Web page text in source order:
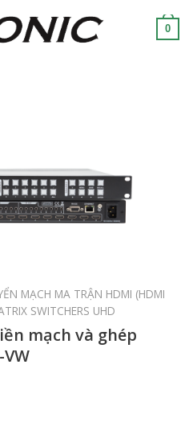
0
MẠCH MA TRẬN HDMI (HDMI
SWITCHERS UHD
mạch và ghép